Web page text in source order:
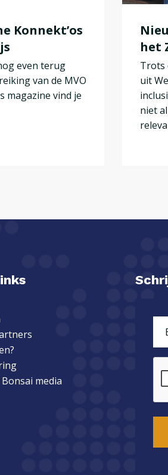
Konnekt’os
even terug
van de MVO
magazine vind je
het
Trots
uit
niet
Bonsai media